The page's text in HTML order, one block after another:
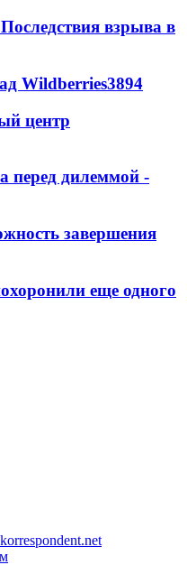
взрыва в
Wildberries3894
центр
перед дилеммой -
завершения
еще одного